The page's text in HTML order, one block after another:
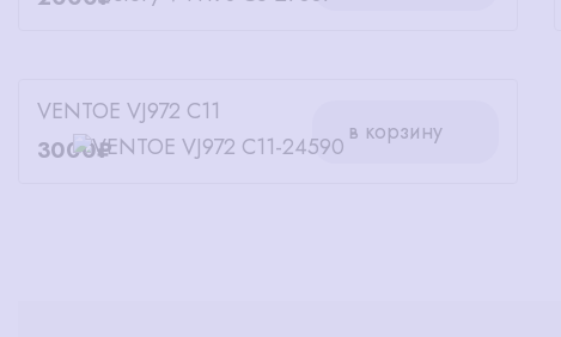
VENTOE VJ972 C11
3000₽
в корзину